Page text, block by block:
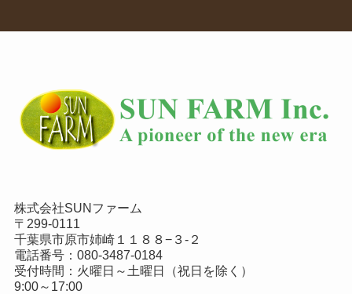
株式会社SUNファーム
〒299-0111
千葉県市原市姉崎１１８８−３-２
電話番号： 080-3487-0184
受付時間：火曜日～土曜日（祝日を除く）
9:00～17:00